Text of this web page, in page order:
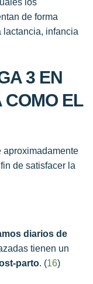
de forma
lactancia, infancia
3 EN
COMO EL
aproximadamente
de satisfacer la
diarios de
tienen un
parto. (16)